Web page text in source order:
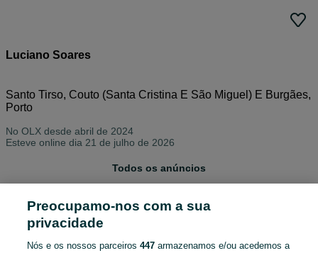
Luciano Soares
Santo Tirso, Couto (Santa Cristina E São Miguel) E Burgães,
Porto
No OLX desde abril de 2024
Esteve online dia 21 de julho de 2026
Todos os anúncios
Ordenar por
Preocupamo-nos com a sua
privacidade
Nós e os nossos parceiros447 armazenamos e/ou acedemos a